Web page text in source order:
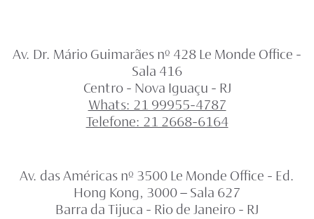
Av. Dr. Mário Guimarães nº 428 Le Monde Office -
Sala 416
Centro - Nova Iguaçu - RJ
Whats: 21 99955-4787
Telefone: 21 2668-6164
Av. das Américas nº 3500 Le Monde Office - Ed.
Hong Kong, 3000 – Sala 627
Barra da Tijuca - Rio de Janeiro - RJ